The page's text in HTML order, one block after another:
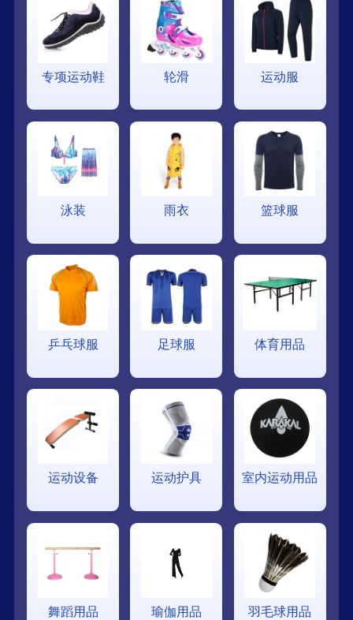
专项运动鞋 轮滑 运动服
泳装 雨衣 篮球服
乒乓球服 足球服 体育用品
运动设备 运动护具 室内运动用品
舞蹈用品 瑜伽用品 羽毛球用品